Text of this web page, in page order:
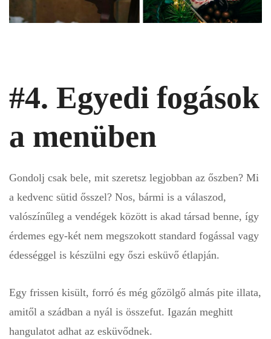
#4. Egyedi fogások
a menüben
Gondolj csak bele, mit szeretsz legjobban az őszben? Mi
a kedvenc sütid ősszel? Nos, bármi is a válaszod,
valószínűleg a vendégek között is akad társad benne, így
érdemes egy-két nem megszokott standard fogással vagy
édességgel is készülni egy őszi esküvő étlapján.
Egy frissen kisült, forró és még gőzölgő almás pite illata,
amitől a szádban a nyál is összefut. Igazán meghitt
hangulatot adhat az esküvődnek.